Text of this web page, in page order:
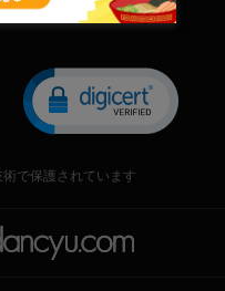
で保護されています